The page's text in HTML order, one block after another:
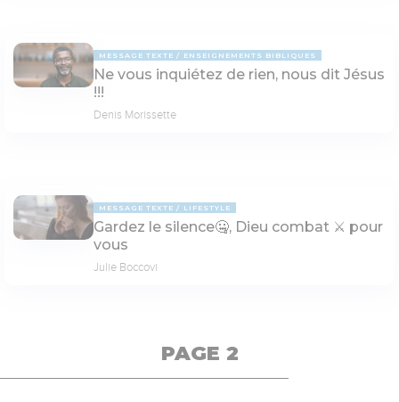
MESSAGE TEXTE ENSEIGNEMENTS BIBLIQUES
Ne vous inquiétez de rien, nous dit Jésus
!!!
Denis Morissette
MESSAGE TEXTE LIFESTYLE
Gardez le silence🤐, Dieu combat ⚔ pour
vous
Julie Boccovi
PAGE 2